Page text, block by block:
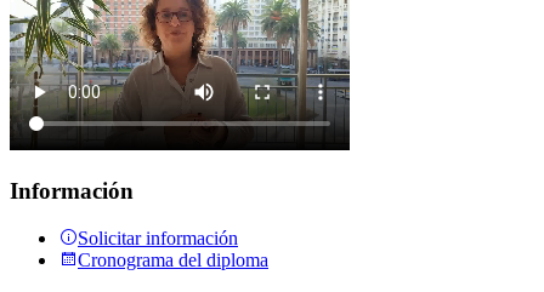
Información
Solicitar información
Cronograma del diploma